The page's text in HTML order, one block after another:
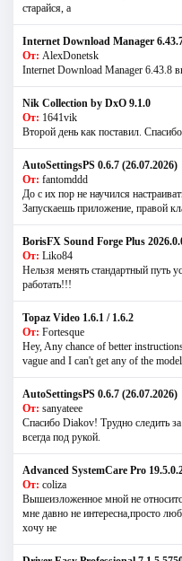
старайся, а
Internet Download Manager
От: AlexDonetsk
Internet Download Manager 6.43.8
Nik Collection by DxO 9.1.0
От: 1641vik
Второй день как поставил.
AutoSettingsPS 0.6.7 (26.07.2026)
От: fantomddd
До с их пор не научился
Запускаешь приложение, правой
BorisFX Sound Forge Plus
От: Liko84
Нельзя менять стандартный путь
работать!!!
Topaz Video 1.6.1 / 1.6.2
От: Fortesque
Hey, Any chance of better
vague and I can't get any of the
AutoSettingsPS 0.6.7 (26.07.2026)
От: sanyateee
Спасибо Diakov! Трудно следить
всегда под рукой.
Advanced SystemCare Pro
От: coliza
Вышеизложенное мной не
мне давно не интересна,просто
хочу не